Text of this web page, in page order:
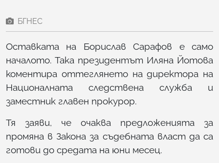
БГНЕС
Оставката на Борислав Сарафов е само
началото. Така президентът Иляна Йотова
коментира оттеглянето на директора на
Националната следствена служба и
заместник главен прокурор.
Тя заяви, че очаква предложенията за
промяна в Закона за съдебната власт да са
готови до средата на юни месец.